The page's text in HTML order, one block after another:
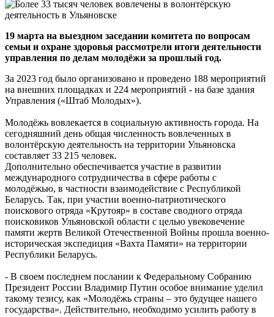
19 марта на выездном заседании комитета по вопросам
семьи и охране здоровья рассмотрели итоги деятельности
управления по делам молодёжи за прошлый год.
За 2023 год было организовано и проведено 188 мероприятий
на внешних площадках и 224 мероприятий - на базе здания
Управления («Штаб Молодых»).
Молодёжь вовлекается в социальную активность города. На
сегодняшний день общая численность вовлеченных в
волонтёрскую деятельность на территории Ульяновска
составляет 33 215 человек.
Дополнительно обеспечивается участие в развитии
международного сотрудничества в сфере работы с
молодёжью, в частности взаимодействие с Республикой
Беларусь. Так, при участии военно-патриотического
поискового отряда «Крутояр» в составе сводного отряда
поисковиков Ульяновской области с целью увековечение
памяти жертв Великой Отечественной Войны прошла военно-
историческая экспедиция «Вахта Памяти» на территории
Республики Беларусь.
- В своем последнем послании к Федеральному Собранию
Президент России Владимир Путин особое внимание уделил
такому тезису, как «Молодёжь страны – это будущее нашего
государства». Действительно, необходимо усилить работу в